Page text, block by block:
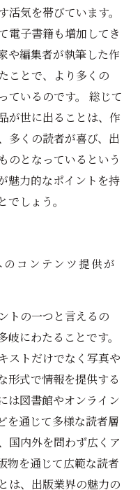
気を帯びています。
電子書籍も増加してき
や編集者が執筆した作
ことで、より多くの
ているのです。 総じて
が世に出ることは、作
多くの読者が喜び、出
のとなっているという
魅力的なポイントを持
しょう。
コンテンツ提供が
トの一つと言えるの
にわたることです。
ストだけでなく写真や
形式で情報を提供する
は図書館やオンライン
を通じて多様な読者層
国内外を問わず広くア
物を通じて広範な読者
は、出版業界の魅力の